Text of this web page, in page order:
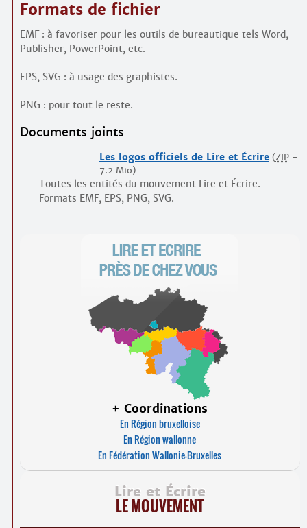
Formats de fichier
EMF : à favoriser pour les outils de bureautique tels Word,
Publisher, PowerPoint, etc.
EPS, SVG : à usage des graphistes.
PNG : pour tout le reste.
Documents joints
Les logos officiels de Lire et Écrire (ZIP-
7.2 Mio)
Toutes les entités du mouvement Lire et Écrire.
Formats EMF, EPS, PNG, SVG.
+ Coordinations
En Région bruxelloise
En Région wallonne
En Fédération Wallonie-Bruxelles
Lire et Écrire
LE MOUVEMENT